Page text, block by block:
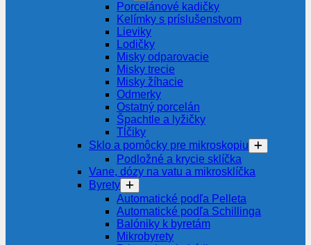
Porcelánové kadičky
Kelímky s príslušenstvom
Lieviky
Lodičky
Misky odparovacie
Misky trecie
Misky žíhacie
Odmerky
Ostatný porcelán
Špachtle a lyžičky
Tĺčiky
Sklo a pomôcky pre mikroskopiu
Podložné a krycie sklíčka
Vane, dózy na vatu a mikrosklíčka
Byrety
Automatické podľa Pelleta
Automatické podľa Schillinga
Balóniky k byretám
Mikrobyrety